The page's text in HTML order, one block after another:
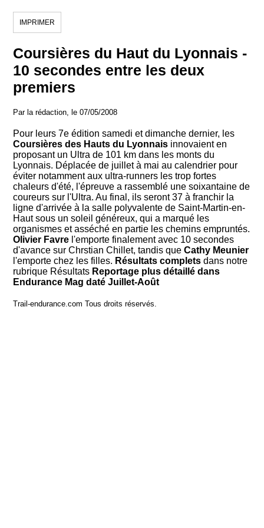
IMPRIMER
Coursières du Haut du Lyonnais -
10 secondes entre les deux
premiers
Par la rédaction, le 07/05/2008
Pour leurs 7e édition samedi et dimanche dernier, les
Coursières des Hauts du Lyonnais innovaient en
proposant un Ultra de 101 km dans les monts du
Lyonnais. Déplacée de juillet à mai au calendrier pour
éviter notamment aux ultra-runners les trop fortes
chaleurs d'été, l'épreuve a rassemblé une soixantaine de
coureurs sur l'Ultra. Au final, ils seront 37 à franchir la
ligne d'arrivée à la salle polyvalente de Saint-Martin-en-
Haut sous un soleil généreux, qui a marqué les
organismes et asséché en partie les chemins empruntés.
Olivier Favre l'emporte finalement avec 10 secondes
d'avance sur Chrstian Chillet, tandis queCathy Meunier
l'emporte chez les filles. Résultats complets dans notre
rubrique Résultats Reportage plus détaillé dans
Endurance Mag daté Juillet-Août
Trail-endurance.com Tous droits réservés.